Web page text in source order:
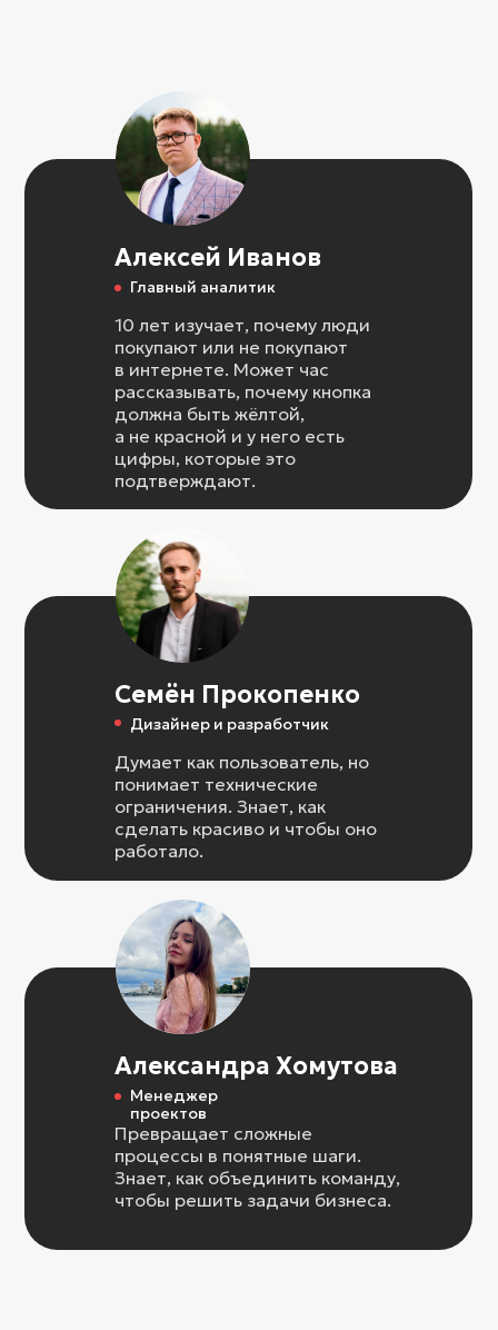
Семён Прокопенко
Дизайнер и разработчик
Думает как пользователь, но
понимает технические
ограничения. Знает, как
сделать красиво и чтобы оно
работало.
Алексей Иванов
Главный аналитик
10 лет изучает, почему люди
покупают или не покупают
в интернете. Может час
рассказывать, почему кнопка
должна быть жёлтой,
а не красной и у него есть
цифры, которые это
подтверждают.
Александра Хомутова
Менеджер
проектов
Превращает сложные
процессы в понятные шаги.
Знает, как объединить команду,
чтобы решить задачи бизнеса.